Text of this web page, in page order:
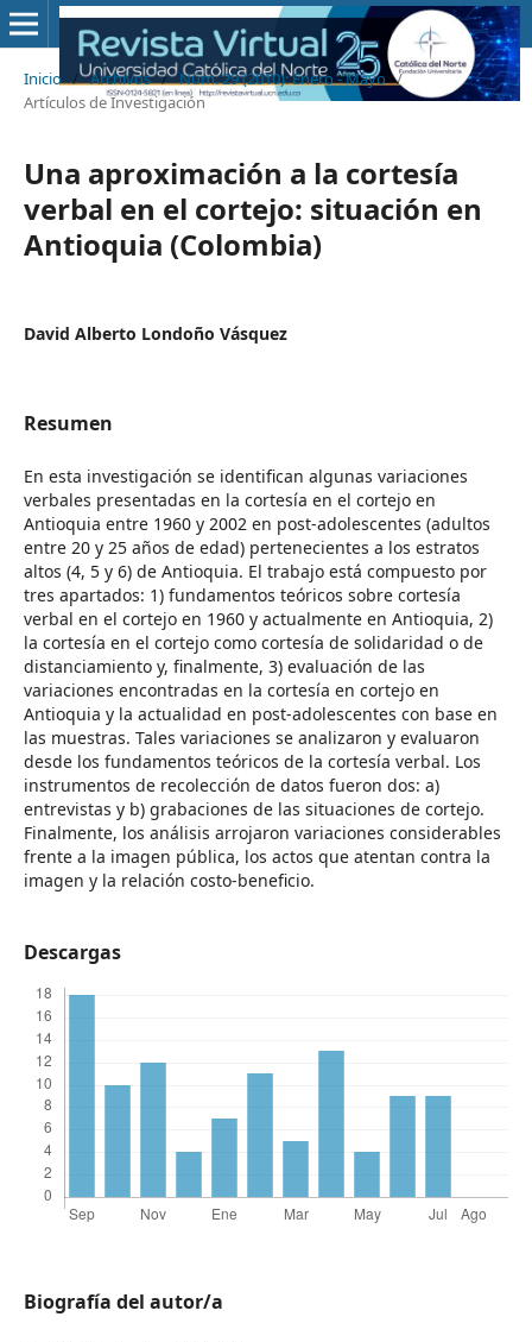
Inicio / Archivos / Núm. 29 (2010): Enero - Mayo /
Artículos de Investigación
Una aproximación a la cortesía
verbal en el cortejo: situación en
Antioquia (Colombia)
David Alberto Londoño Vásquez
Resumen
En esta investigación se identifican algunas variaciones
verbales presentadas en la cortesía en el cortejo en
Antioquia entre 1960 y 2002 en post-adolescentes (adultos
entre 20 y 25 años de edad) pertenecientes a los estratos
altos (4, 5 y 6) de Antioquia. El trabajo está compuesto por
tres apartados: 1) fundamentos teóricos sobre cortesía
verbal en el cortejo en 1960 y actualmente en Antioquia, 2)
la cortesía en el cortejo como cortesía de solidaridad o de
distanciamiento y, finalmente, 3) evaluación de las
variaciones encontradas en la cortesía en cortejo en
Antioquia y la actualidad en post-adolescentes con base en
las muestras. Tales variaciones se analizaron y evaluaron
desde los fundamentos teóricos de la cortesía verbal. Los
instrumentos de recolección de datos fueron dos: a)
entrevistas y b) grabaciones de las situaciones de cortejo.
Finalmente, los análisis arrojaron variaciones considerables
frente a la imagen pública, los actos que atentan contra la
imagen y la relación costo-beneficio.
Descargas
Biografía del autor/a